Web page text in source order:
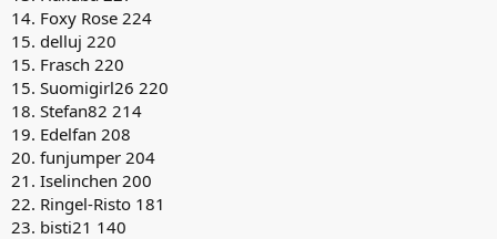
14. Foxy Rose 224
15. delluj 220
15. Frasch 220
15. Suomigirl26 220
18. Stefan82 214
19. Edelfan 208
20. funjumper 204
21. Iselinchen 200
22. Ringel-Risto 181
23. bisti21 140